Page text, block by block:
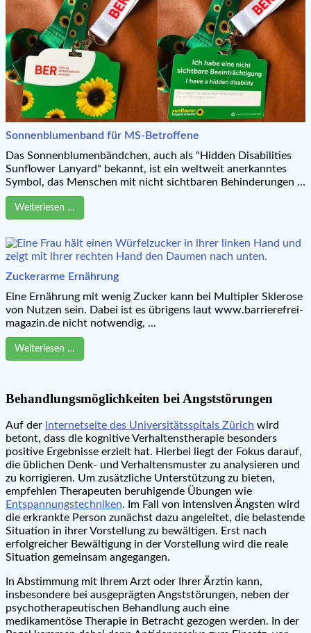
Sonnenblumenband für MS-Betroffene
Das Sonnenblumenbändchen, auch als "Hidden Disabilities
Sunflower Lanyard" bekannt, ist ein weltweit anerkanntes
Symbol, das Menschen mit nicht sichtbaren Behinderungen ...
Weiterlesen …
Zuckerarme Ernährung
Eine Ernährung mit wenig Zucker kann bei Multipler Sklerose
von Nutzen sein. Dabei ist es übrigens laut www.barrierefrei-
magazin.de nicht notwendig, ...
Weiterlesen …
Behandlungsmöglichkeiten bei Angststörungen
Auf der Internetseite des Universitätsspitals Zürich wird
betont, dass die kognitive Verhaltenstherapie besonders
positive Ergebnisse erzielt hat. Hierbei liegt der Fokus darauf,
die üblichen Denk- und Verhaltensmuster zu analysieren und
zu korrigieren. Um zusätzliche Unterstützung zu bieten,
empfehlen Therapeuten beruhigende Übungen wie
Entspannungstechniken. Im Fall von intensiven Ängsten wird
die erkrankte Person zunächst dazu angeleitet, die belastende
Situation in ihrer Vorstellung zu bewältigen. Erst nach
erfolgreicher Bewältigung in der Vorstellung wird die reale
Situation gemeinsam angegangen.
In Abstimmung mit Ihrem Arzt oder Ihrer Ärztin kann,
insbesondere bei ausgeprägten Angststörungen, neben der
psychotherapeutischen Behandlung auch eine
medikamentöse Therapie in Betracht gezogen werden. In der